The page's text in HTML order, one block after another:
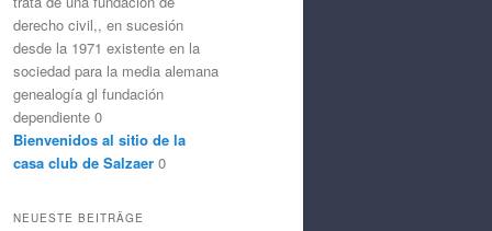
derecho civil,, en sucesión
desde la 1971 existente en la
sociedad para la media alemana
genealogía gl fundación
dependiente 0
Bienvenidos al sitio de la
casa club de Salzaer 0
NEUESTE BEITRÄGE